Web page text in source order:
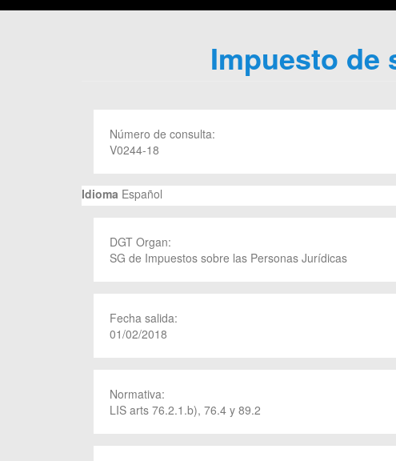
Impuesto de
Número de consulta:
V0244-18
Idioma Español
DGT Organ:
SG de Impuestos sobre las Personas Jurídicas
Fecha salida:
01/02/2018
Normativa:
LIS arts 76.2.1.b), 76.4 y 89.2